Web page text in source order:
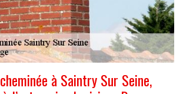
à Saintry Sur Seine,